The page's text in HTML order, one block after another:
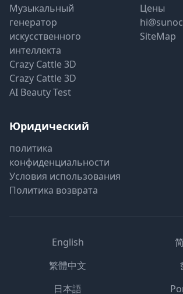
Музыкальный
генератор
искусственного
интеллекта
Crazy Cattle 3D
Crazy Cattle 3D
AI Beauty Test
Цены
SiteMap
Юридический
политика
конфиденциальности
Условия использования
Политика возврата
English
繁體中文
日本語